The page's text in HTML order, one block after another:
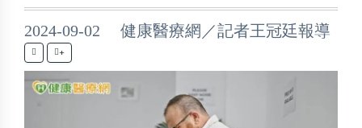
2024-09-02 健康醫療網／記者王冠廷報導
+